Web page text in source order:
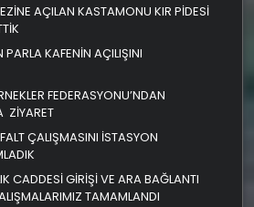
AÇILAN KASTAMONU KIR PİDESİ
PARLA KAFENİN AÇILIŞINI
FEDERASYONU’NDAN
ZİYARET
ÇALIŞMASINI İSTASYON
CADDESİ GİRİŞİ VE ARA BAĞLANTI
TAMAMLANDI